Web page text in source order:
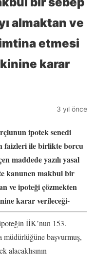
almaktan ve
etmesi
karar
3 yıl önce
ipotek senedi
faizleri ile birlikte borcu
maddede yazılı yasal
kanunen makbul bir
ve ipoteği çözmekten
karar verileceği-
İİK’nun 153.
müdürlüğüne başvurmuş,
alacaklısının